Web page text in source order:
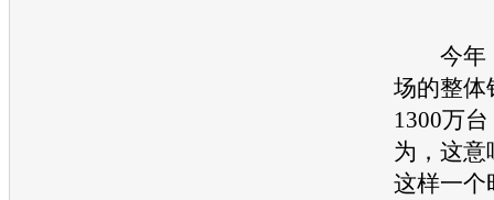
今年
场的整体
1300万
为，这意
这样一个